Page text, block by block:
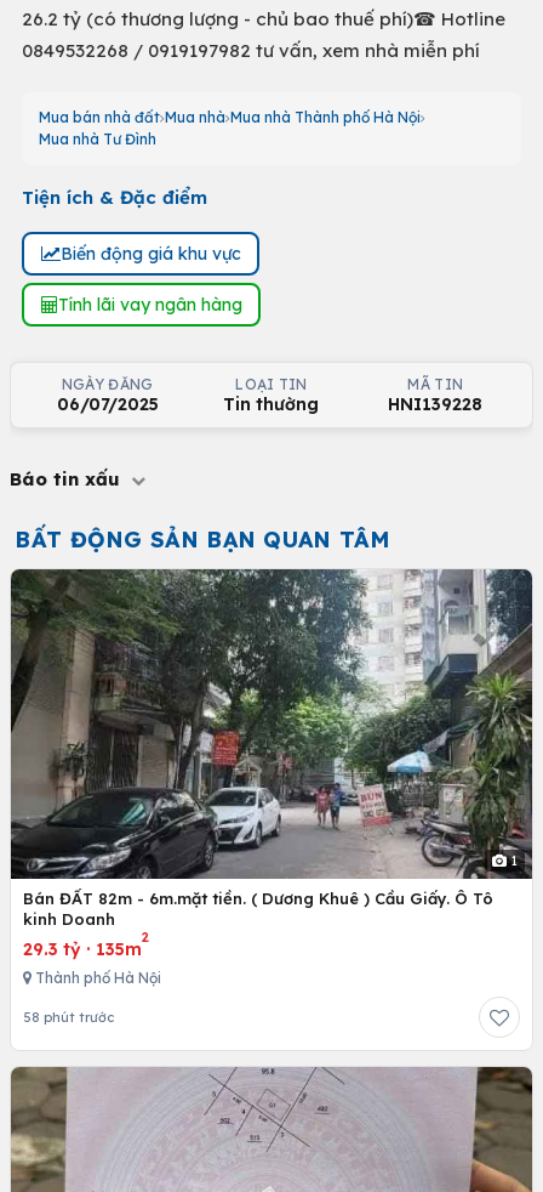
26.2 tỷ (có thương lượng - chủ bao thuế phí)☎ Hotline
0849532268 / 0919197982 tư vấn, xem nhà miễn phí
Mua bán nhà đất Mua nhà Mua nhà Thành phố Hà Nội
Mua nhà Tư Đình
Tiện ích & Đặc điểm
Biến động giá khu vực
Tính lãi vay ngân hàng
NGÀY ĐĂNG
06/07/2025
LOẠI TIN
Tin thường
MÃ TIN
HNI139228
Báo tin xấu
BẤT ĐỘNG SẢN BẠN QUAN TÂM
1
Bán ĐẤT 82m - 6m.mặt tiền. ( Dương Khuê ) Cầu Giấy. Ô Tô
kinh Doanh
29.3 tỷ · 135m
2
Thành phố Hà Nội
58 phút trước